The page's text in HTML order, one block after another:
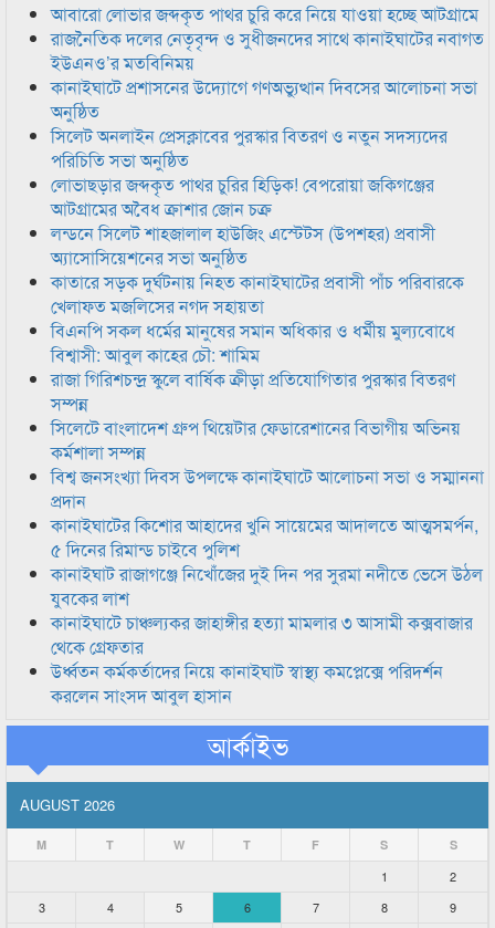
আবারো লোভার জব্দকৃত পাথর চুরি করে নিয়ে যাওয়া হচ্ছে আটগ্রামে
রাজনৈতিক দলের নেতৃবৃন্দ ও সুধীজনদের সাথে কানাইঘাটের নবাগত
ইউএনও’র মতবিনিময়
কানাইঘাটে প্রশাসনের উদ্যোগে গণঅভ্যুত্থান দিবসের আলোচনা সভা
অনুষ্ঠিত
সিলেট অনলাইন প্রেসক্লাবের পুরস্কার বিতরণ ও নতুন সদস্যদের
পরিচিতি সভা অনুষ্ঠিত
লোভাছড়ার জব্দকৃত পাথর চুরির হিড়িক! বেপরোয়া জকিগঞ্জের
আটগ্রামের অবৈধ ক্রাশার জোন চক্র
লন্ডনে সিলেট শাহজালাল হাউজিং এস্টেটস (উপশহর) প্রবাসী
অ্যাসোসিয়েশনের সভা অনুষ্ঠিত
কাতারে সড়ক দুর্ঘটনায় নিহত কানাইঘাটের প্রবাসী পাঁচ পরিবারকে
খেলাফত মজলিসের নগদ সহায়তা
বিএনপি সকল ধর্মের মানুষের সমান অধিকার ও ধর্মীয় মুল্যবোধে
বিশ্বাসী: আবুল কাহের চৌ: শামিম
রাজা গিরিশচন্দ্র স্কুলে বার্ষিক ক্রীড়া প্রতিযোগিতার পুরস্কার বিতরণ
সম্পন্ন
সিলেটে বাংলাদেশ গ্রুপ থিয়েটার ফেডারেশানের বিভাগীয় অভিনয়
কর্মশালা সম্পন্ন
বিশ্ব জনসংখ্যা দিবস উপলক্ষে কানাইঘাটে আলোচনা সভা ও সম্মাননা
প্রদান
কানাইঘাটের কিশোর আহাদের খুনি সায়েমের আদালতে আত্মসমর্পন,
৫ দিনের রিমান্ড চাইবে পুলিশ
কানাইঘাট রাজাগঞ্জে নিখোঁজের দুই দিন পর সুরমা নদীতে ভেসে উঠল
যুবকের লাশ
কানাইঘাটে চাঞ্চল্যকর জাহাঙ্গীর হত্যা মামলার ৩ আসামী কক্সবাজার
থেকে গ্রেফতার
উর্ধ্বতন কর্মকর্তাদের নিয়ে কানাইঘাট স্বাস্থ্য কমপ্লেক্সে পরিদর্শন
করলেন সাংসদ আবুল হাসান
আর্কাইভ
AUGUST 2026
M T W T F S S
1
2
3
4 5 6 7 8 9